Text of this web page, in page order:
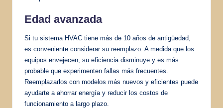
Edad avanzada
Si tu sistema HVAC tiene más de 10 años de antigüedad,
es conveniente considerar su reemplazo. A medida que los
equipos envejecen, su eficiencia disminuye y es más
probable que experimenten fallas más frecuentes.
Reemplazarlos con modelos más nuevos y eficientes puede
ayudarte a ahorrar energía y reducir los costos de
funcionamiento a largo plazo.